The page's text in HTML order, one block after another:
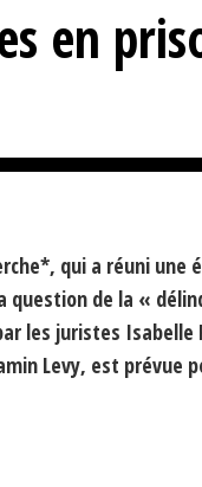
en
qui a réuni une
question de la «
les juristes Isabelle
Levy, est prévue